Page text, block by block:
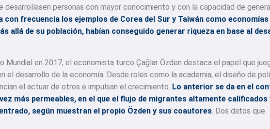
desarrollasen personas con mayor conocimiento y con la capacidad de
con frecuencia los ejemplos de Corea del Sur y Taiwán como economías
allá de su población, habían conseguido generar riqueza en base al
Mundial en 2017, el economista turco Çağlar Özden destaca el papel que
el desarrollo de la economía. Desde roles como la academia, el diseño de
el actuar de otros e impulsan el crecimiento. Lo anterior se da en el
más permeables, en el que el flujo de migrantes altamente calificados
según muestran el propio Özden y sus coautores. Dos datos que